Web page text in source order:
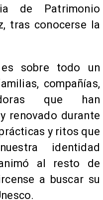
de Patrimonio
tras conocerse la
es sobre todo un
compañías,
que han
renovado durante
y ritos que
identidad
al resto de
a buscar su